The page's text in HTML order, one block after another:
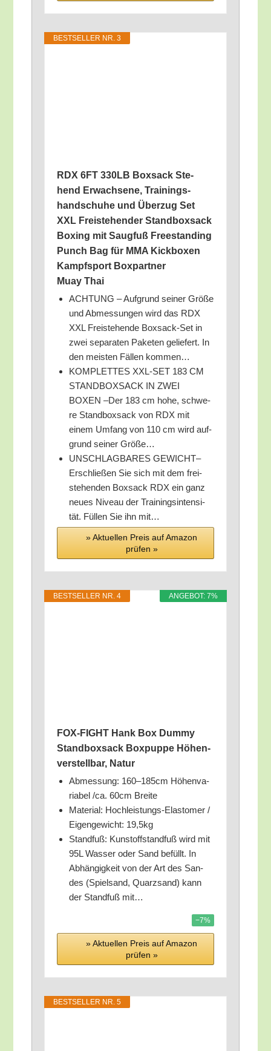
BEST­SEL­LER NR. 3
RDX 6FT 330LB Box­sack Ste­
hend Erwach­se­ne, Trai­nings­
hand­schu­he und Über­zug Set
XXL Frei­ste­hen­der Stand­box­sack
Boxing mit Saug­fuß Free­stan­ding
Punch Bag für MMA Kick­bo­xen
Kampf­sport Box­part­ner
Muay Thai
ACHTUNG – Auf­grund sei­ner Grö­ße
und Abmes­sun­gen wird das RDX
XXL Frei­ste­hen­de Box­sack-Set in
zwei sepa­ra­ten Pake­ten gelie­fert. In
den meis­ten Fäl­len kommen…
KOMPLETTES XXL-SET 183 CM
STANDBOXSACK IN ZWEI
BOXEN –Der 183 cm hohe, schwe­
re Stand­box­sack von RDX mit
einem Umfang von 110 cm wird auf­
grund sei­ner Größe…
UNSCHLAGBARES GEWICHT–
Erschlie­ßen Sie sich mit dem frei­
ste­hen­den Box­sack RDX ein ganz
neu­es Niveau der Trai­nings­in­ten­si­
tät. Fül­len Sie ihn mit…
» Aktu­el­len Preis auf Ama­zon
prü­fen »
ANGE­BOT: 7%
BEST­SEL­LER NR. 4
FOX-FIGHT Hank Box Dum­my
Stand­box­sack Box­pup­pe Höhen­
ver­stell­bar, Natur
Abmes­sung: 160–185cm Höhen­va­
ria­bel /​ca. 60cm Breite
Mate­ri­al: Hoch­leis­tungs-Elas­to­mer /​
Eigen­ge­wicht: 19,5kg
Stand­fuß: Kunst­off­stand­fuß wird mit
95L Was­ser oder Sand befüllt. In
Abhän­gig­keit von der Art des San­
des (Spiel­sand, Quarz­sand) kann
der Stand­fuß mit…
−7%
» Aktu­el­len Preis auf Ama­zon
prü­fen »
BEST­SEL­LER NR. 5